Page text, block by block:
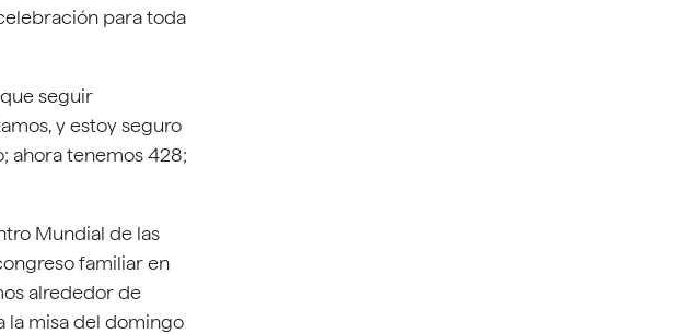
para toda
seguir
y estoy seguro
ahora tenemos 428;
Mundial de las
familiar en
alrededor de
la misa del domingo